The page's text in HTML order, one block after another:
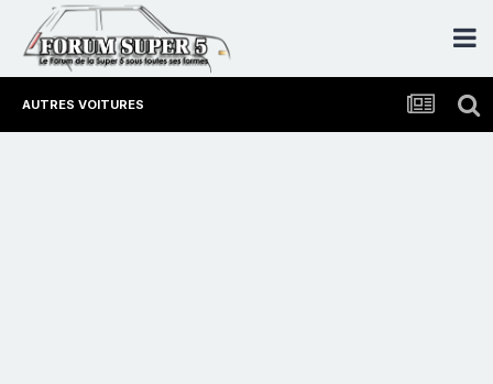
AUTRES VOITURES